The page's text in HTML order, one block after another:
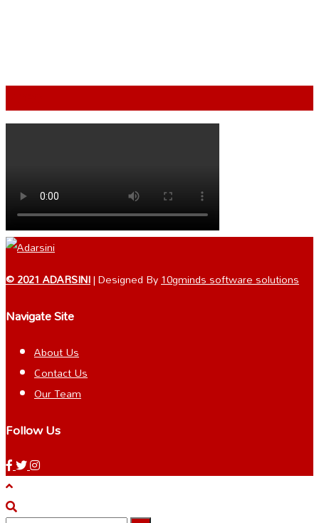
© 2021 ADARSINI| Designed By10gminds software solutions
Navigate Site
About Us
Contact Us
Our Team
Follow Us